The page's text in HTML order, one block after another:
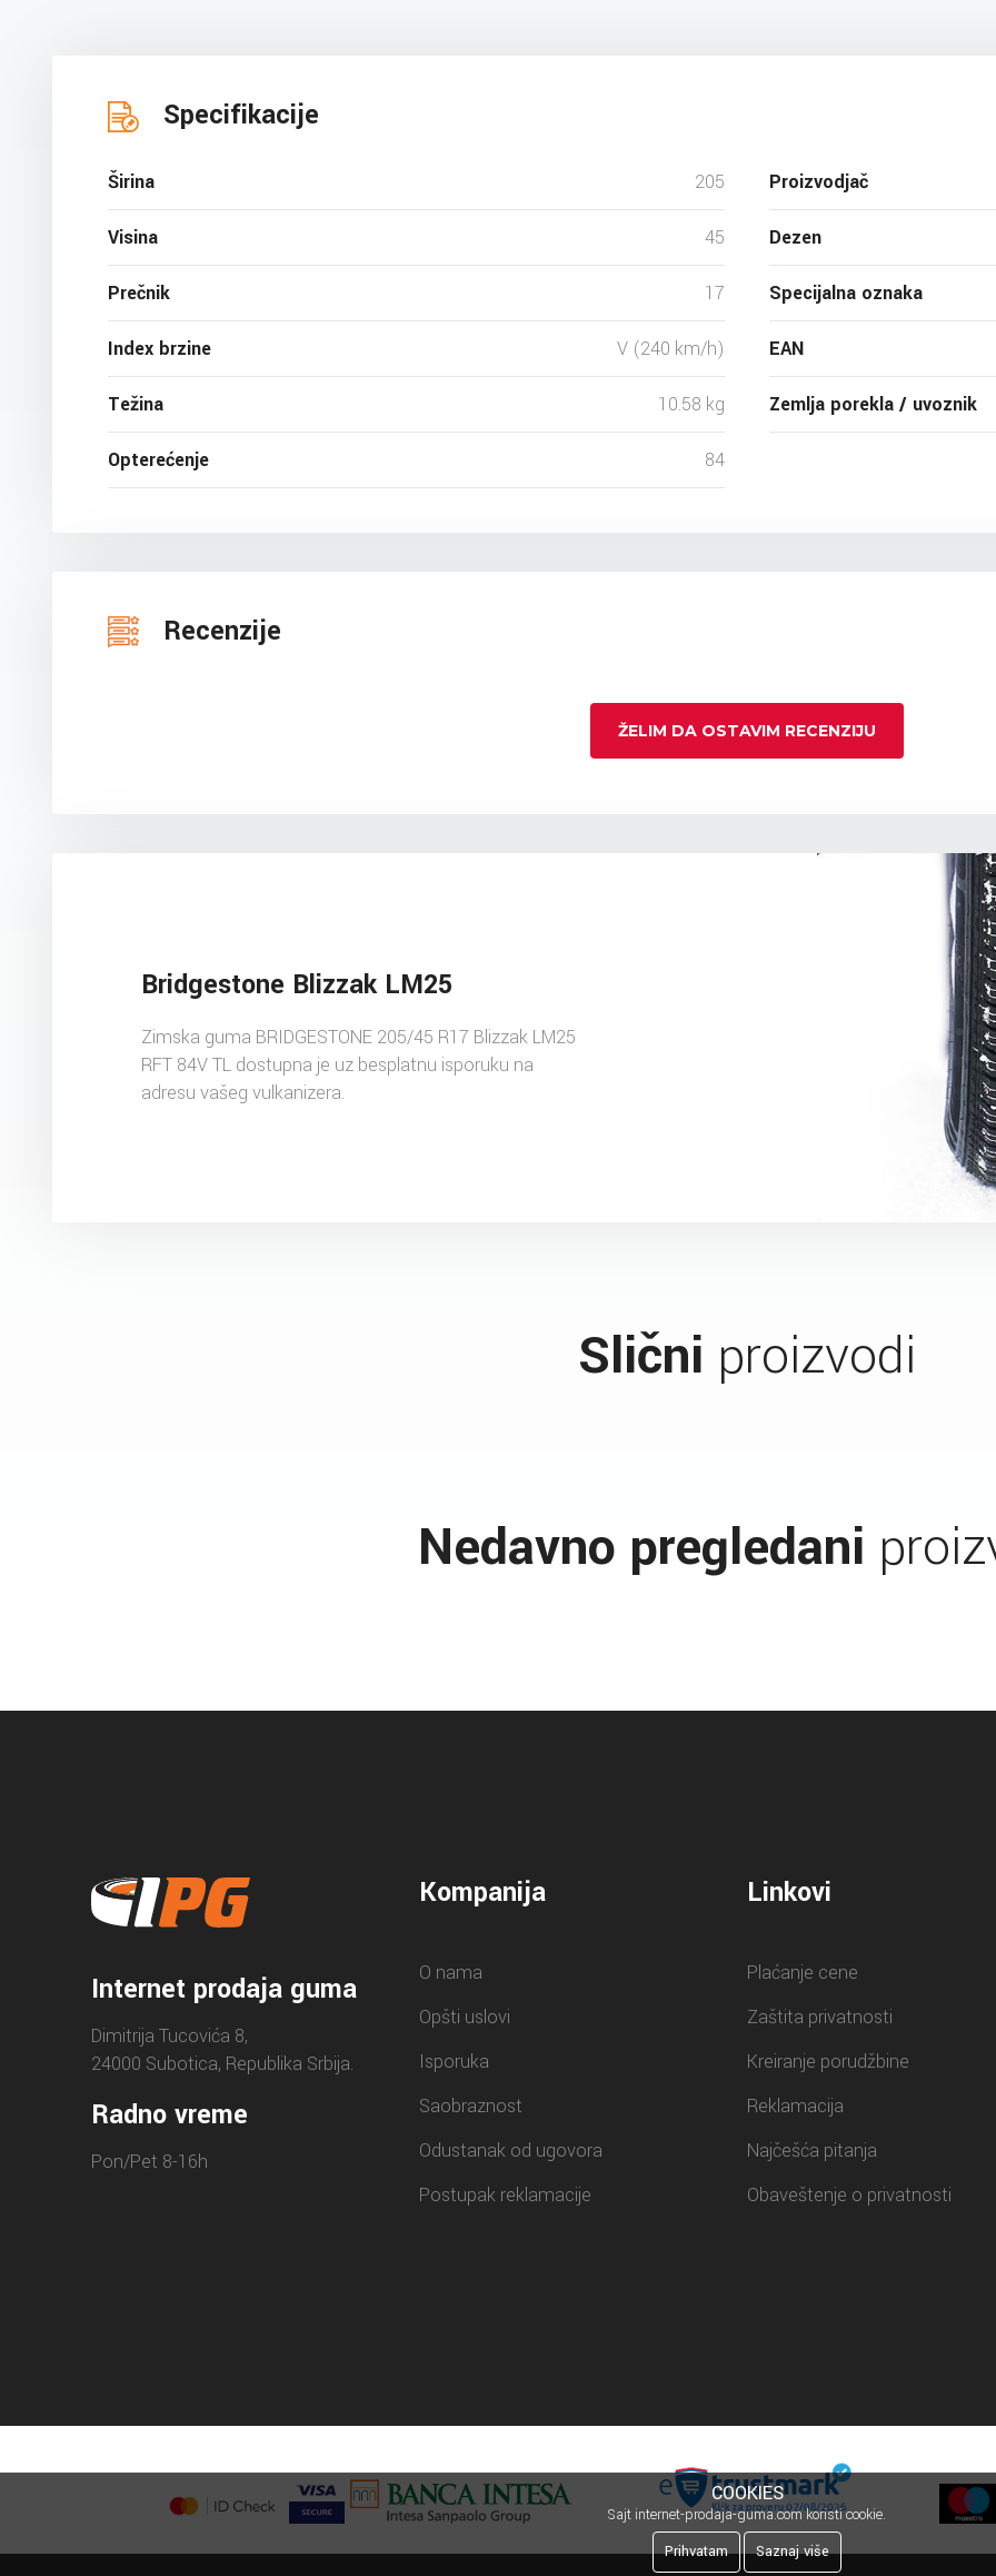
Specifikacije
Širina 205
Visina 45
Prečnik 17
Index brzine V (240 km/h)
Težina 10.58 kg
Opterećenje 84
Proizvodjač
Dezen
Specijalna oznaka
EAN
Zemlja porekla / uvoznik
Recenzije
ŽELIM DA OSTAVIM RECENZIJU
Bridgestone Blizzak LM25
Zimska guma BRIDGESTONE 205/45 R17 Blizzak LM25
RFT 84V TL dostupna je uz besplatnu isporuku na
adresu vašeg vulkanizera.
Slični proizvodi
Nedavno pregledani
Internet prodaja guma
Dimitrija Tucovića 8,
24000 Subotica, Republika Srbija.
Radno vreme
Pon/Pet 8-16h
Kompanija
O nama
Opšti uslovi
Isporuka
Saobraznost
Odustanak od ugovora
Postupak reklamacije
Linkovi
Plaćanje cene
Zaštita privatnosti
Kreiranje porudžbine
Reklamacija
Najčešća pitanja
Obaveštenje o privatnosti
COOKIES
Sajt internet-prodaja-guma.com koristi cookie.
Prihvatam
Saznaj više